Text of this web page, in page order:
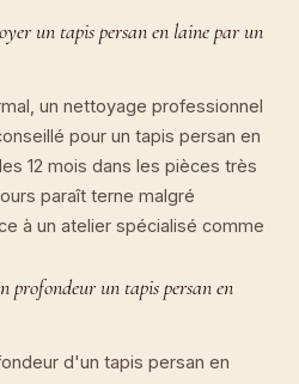
un tapis persan en laine par un
un nettoyage professionnel
pour un tapis persan en
12 mois dans les pièces très
paraît terne malgré
à un atelier spécialisé comme
profondeur un tapis persan en
d'un tapis persan en